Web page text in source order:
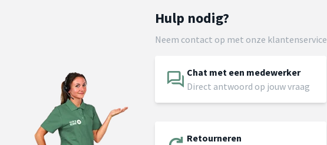
Hulp nodig?
Neem contact op met onze klantenservice
Chat met een medewerker
Direct antwoord op jouw vraag
Retourneren